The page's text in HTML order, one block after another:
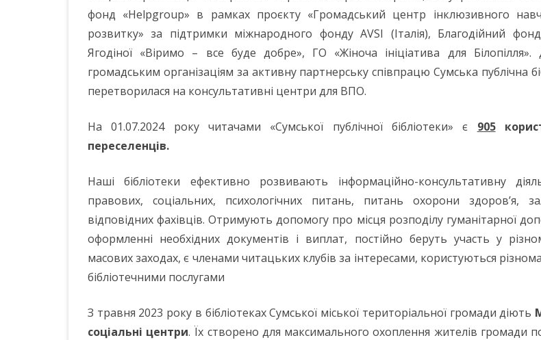
фонд «Helpgroup» в рамках проєкту «Громадський центр інклюзивного
розвитку» за підтримки міжнародного фонду AVSI (Італія), Благодійний
Ягодіної «Віримо – все буде добре», ГО «Жіноча ініціатива для Білопілля».
громадським організаціям за активну партнерську співпрацю Сумська публічна
перетворилася на консультативні центри для ВПО.
На 01.07.2024 року читачами «Сумської публічної бібліотеки» є 905
переселенців.
Наші бібліотеки ефективно розвивають інформаційно-консультативну
правових, соціальних, психологічних питань, питань охорони здоров’я,
відповідних фахівців. Отримують допомогу про місця розподілу гуманітарної
оформленні необхідних документів і виплат, постійно беруть участь у
масових заходах, є членами читацьких клубів за інтересами, користуються
бібліотечними послугами
З травня 2023 року в бібліотеках Сумської міської територіальної громади діють
соціальні центри. Їх створено для максимального охоплення жителів громади